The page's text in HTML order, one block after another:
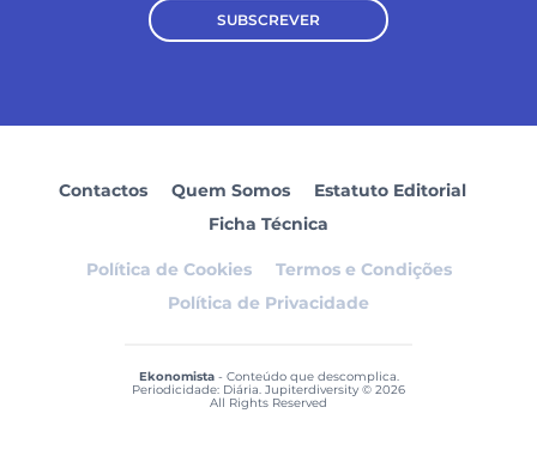
SUBSCREVER
Contactos Quem Somos
Estatuto Editorial
Ficha Técnica
Política de Cookies
Termos e Condições
Política de Privacidade
Ekonomista- Conteúdo que descomplica.
Periodicidade: Diária. Jupiterdiversity © 2026
All Rights Reserved